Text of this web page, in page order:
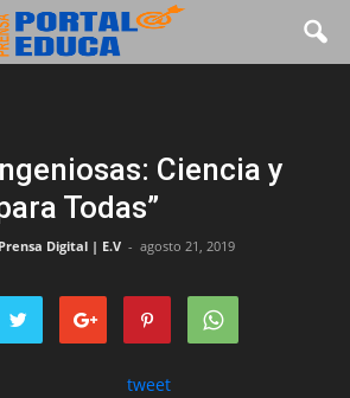
Ciencia y
Todas”
Digital | E.V - agosto 21, 2019
tweet